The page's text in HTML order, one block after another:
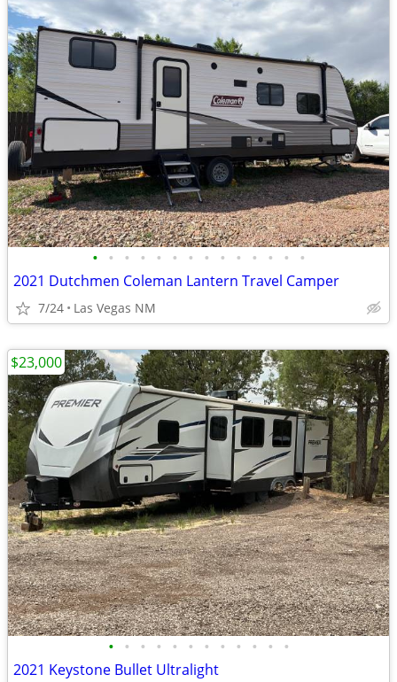
• • • • • • • • • • • • • •
2021 Dutchmen Coleman Lantern Travel Camper
7/24 Las Vegas NM
• • • • • • • • • • • •
2021 Keystone Bullet Ultralight
$23,000